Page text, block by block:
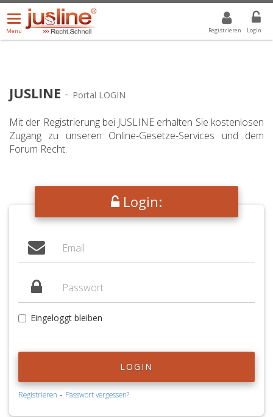
Registrieren Login
Menü
öffnen/schließen
Menü
ALLE DROPDOWN: GEWÄHLTER WERT IST ALLE
JUSLINE - Portal LOGIN
Mit der Registrierung bei JUSLINE erhalten Sie kostenlosen
Zugang zu unseren Online-Gesetze-Services und dem
Forum Recht.
Login:
Eingeloggt bleiben
LOGIN
Registrieren - Passwort vergessen?